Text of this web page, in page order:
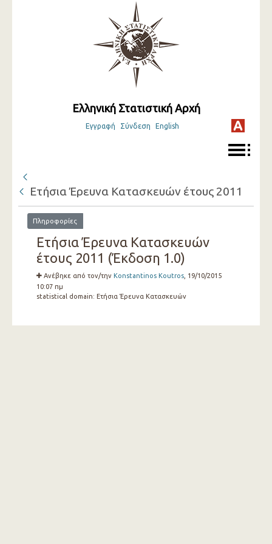
Ελληνική Στατιστική Αρχή
Εγγραφή Σύνδεση English
Ετήσια Έρευνα Κατασκευών έτους 2011
Πληροφορίες
Ετήσια Έρευνα Κατασκευών
έτους 2011 (Έκδοση 1.0)
Ανέβηκε από τον/την Konstantinos Koutros, 19/10/2015
10:07 πμ
statistical domain: Ετήσια Έρευνα Κατασκευών